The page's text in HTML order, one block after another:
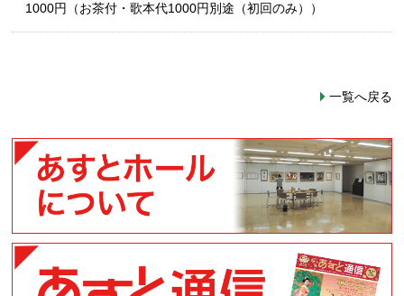
1000円（お茶付・歌本代1000円別途（初回のみ））
一覧へ戻る